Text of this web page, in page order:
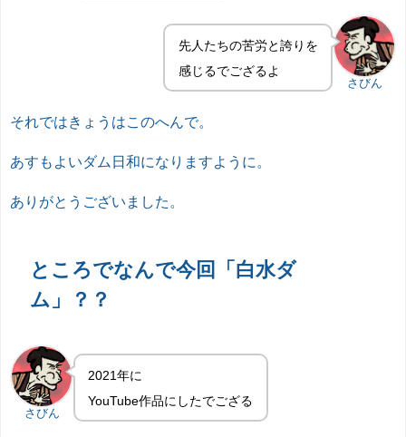
さびん
先人たちの苦労と誇りを
感じるでござるよ
それではきょうはこのへんで。
あすもよいダム日和になりますように。
ありがとうございました。
ところでなんで今回「白水ダ
ム」？？
さびん
2021年に
YouTube作品にしたでござる